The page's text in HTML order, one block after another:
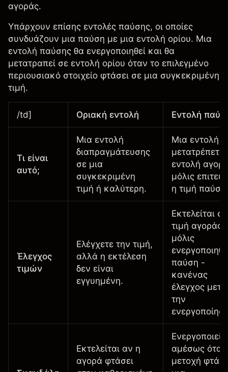
αγοράς.
Υπάρχουν επίσης εντολές παύσης, οι οποίες
συνδυάζουν μια παύση με μια εντολή ορίου. Μια
εντολή παύσης θα ενεργοποιηθεί και θα
μετατραπεί σε εντολή ορίου όταν το επιλεγμένο
περιουσιακό στοιχείο φτάσει σε μια συγκεκριμένη
τιμή.
/td] Οριακή εντολή Εντολή
Τι είναι
αυτό;
Μια εντολή
διαπραγμάτευσης
σε μια
συγκεκριμένη
τιμή ή καλύτερη.
Μια εντολή
εντολή
μόλις
η τιμή
Έλεγχος
τιμών
Ελέγχετε την τιμή,
αλλά η εκτέλεση
δεν είναι
εγγυημένη.
Εκτελείται
τιμή αγοράς
μόλις
παύση -
κανένας
έλεγχος μετά
την
Εκτελείται αν η
αγορά φτάσει
αμέσως
μετοχή